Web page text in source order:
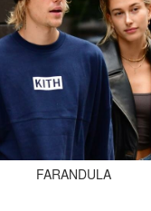
FARANDULA